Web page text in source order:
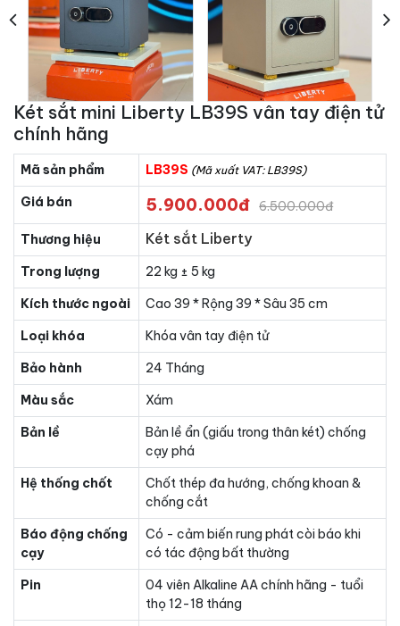
Két sắt mini Liberty LB39S vân tay điện tử
chính hãng
Mã sản phẩm LB39S (Mã xuất VAT: LB39S)
Giá bán 5.900.000đ 6.500.000đ
Thương hiệu Két sắt Liberty
Trong lượng
22 kg ± 5 kg
Kích thước ngoài
Cao 39 * Rộng 39 * Sâu 35 cm
Loại khóa
Khóa vân tay điện tử
Bảo hành
24 Tháng
Màu sắc
Xám
Bản lề
Bản lề ẩn (giấu trong thân két) chống
cạy phá
Hệ thống chốt
Chốt thép đa hướng, chống khoan &
chống cắt
Báo động chống
cạy
Có - cảm biến rung phát còi báo khi
có tác động bất thường
Pin
04 viên Alkaline AA chính hãng - tuổi
thọ 12-18 tháng